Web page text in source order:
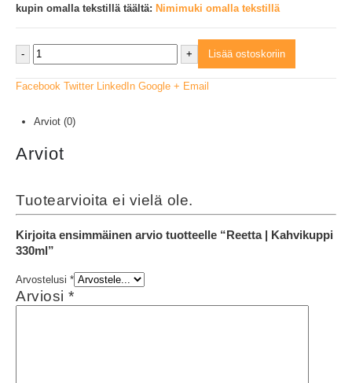
kupin omalla tekstillä täältä: Nimimuki omalla tekstillä
- + Lisää ostoskoriin
Facebook Twitter LinkedIn Google + Email
Arviot (0)
Arviot
Tuotearvioita ei vielä ole.
Kirjoita ensimmäinen arvio tuotteelle “Reetta | Kahvikuppi
330ml”
Arvostelusi *
Arviosi *